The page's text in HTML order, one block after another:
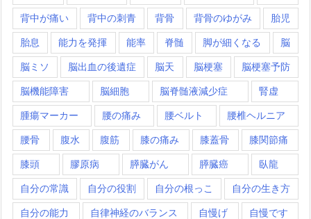
背中が痛い 背中の刺青 背骨 背骨のゆがみ 胎児
胎息 能力を発揮 能率 脊髄 脚が細くなる 脳
脳ミソ 脳出血の後遺症 脳天 脳梗塞 脳梗塞予防
脳機能障害 脳細胞 脳脊髄液減少症 腎虚
腫瘍マーカー 腰の痛み 腰ベルト 腰椎ヘルニア
腰骨 腹水 腹筋 膝の痛み 膝蓋骨 膝関節痛
膝頭 膠原病 膵臓がん 膵臓癌 臥龍
自分の常識 自分の役割 自分の根っこ 自分の生き方
自分の能力 自律神経のバランス 自慢げ 自慢です